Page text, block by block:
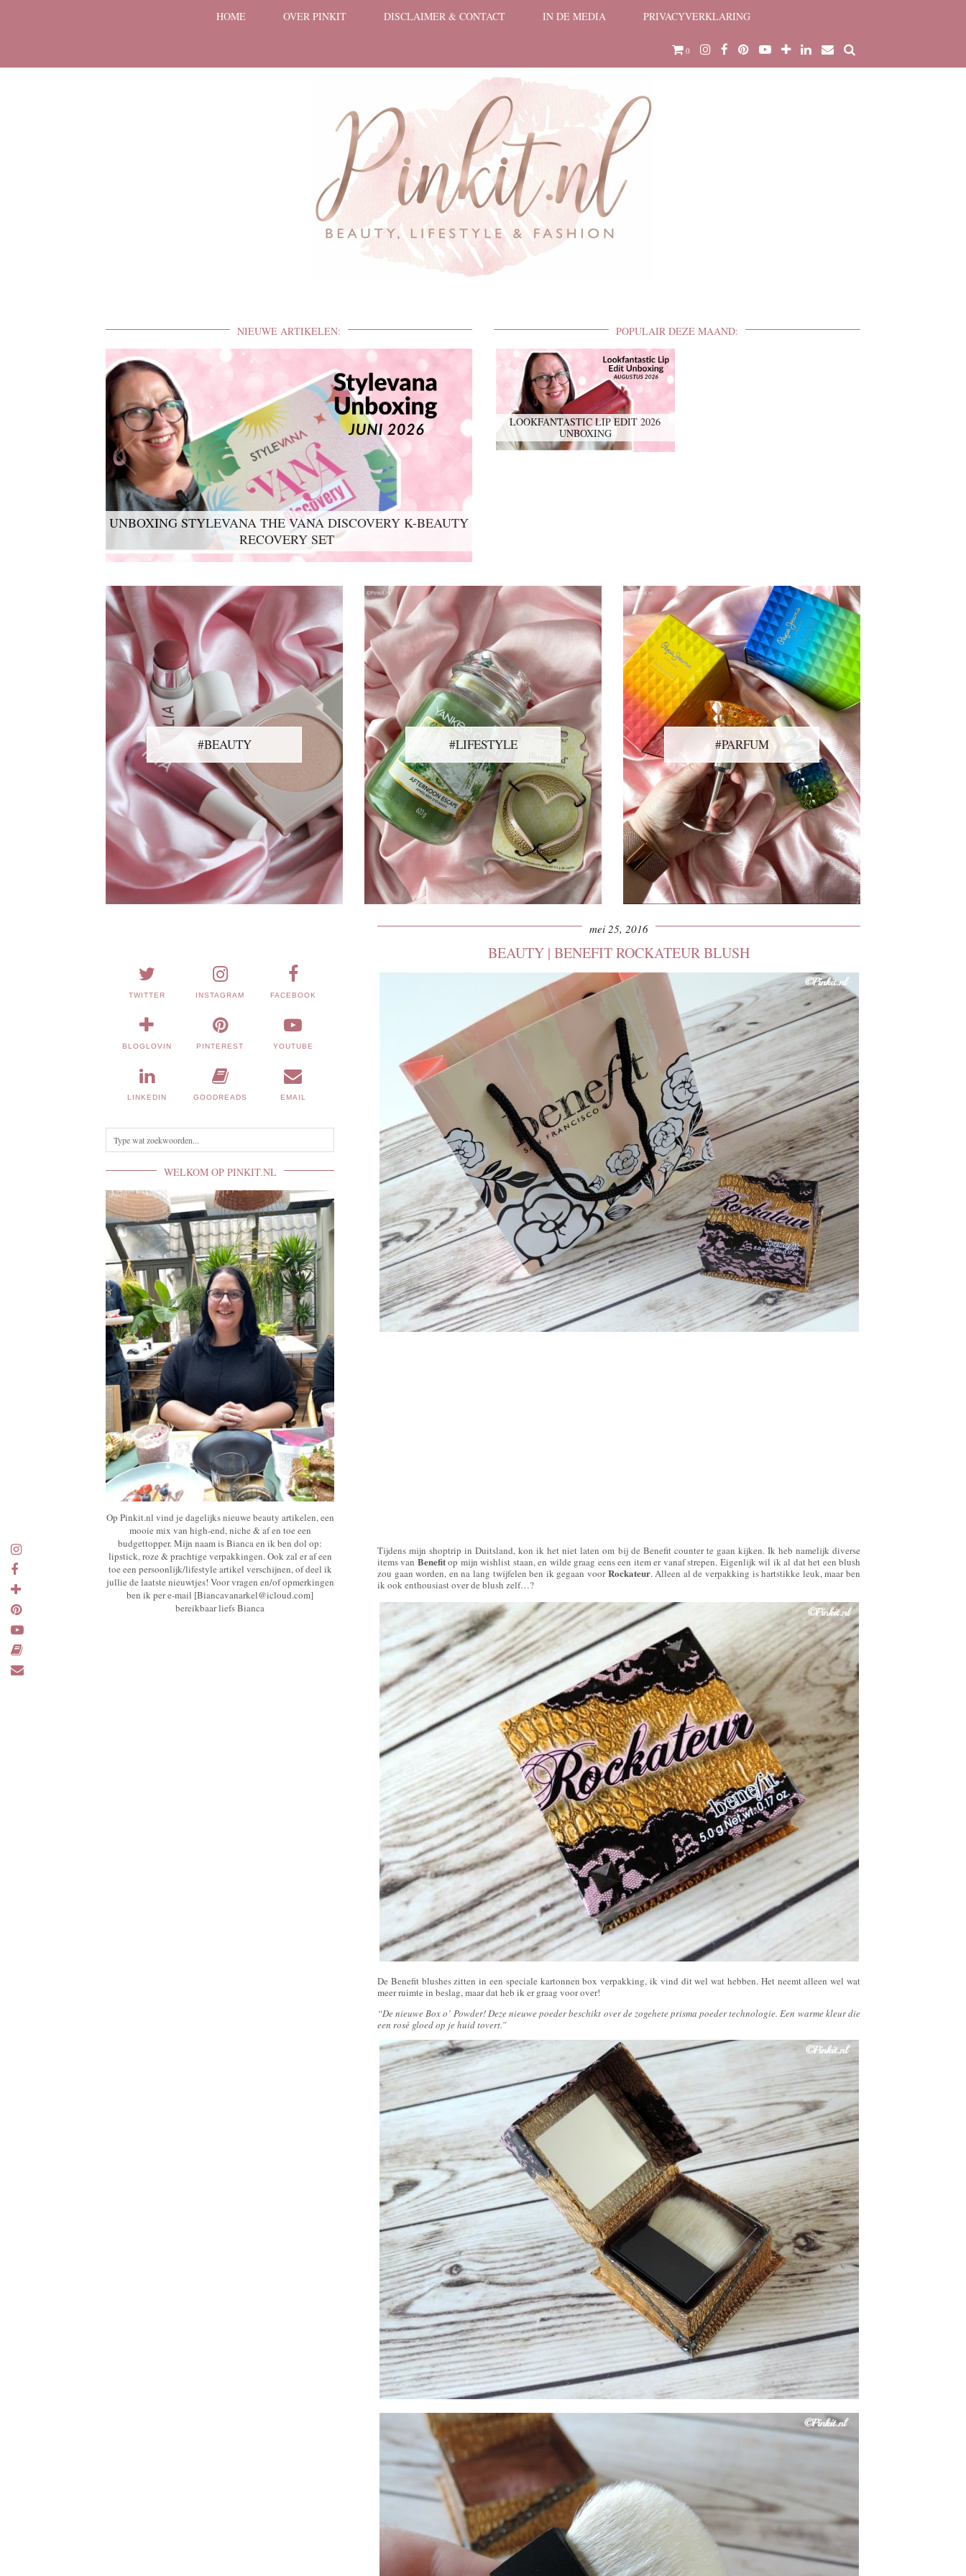
HOME OVER PINKIT DISCLAIMER & CONTACT IN DE MEDIA PRIVACYVERKLARING
0
POPULAIR DEZE MAAND:
LOOKFANTASTIC LIP EDIT 2026
UNBOXING
NIEUWE ARTIKELEN:
UNBOXING STYLEVANA THE VANA DISCOVERY K-BEAUTY
RECOVERY SET
LYKO LOVABLES THE BDAY KIT 2026 UNBOXING
#BEAUTY #LIFESTYLE #PARFUM
mei 25, 2016
BEAUTY | BENEFIT ROCKATEUR BLUSH
Tijdens mijn shoptrip in Duitsland, kon ik het niet laten om bij de Benefit counter te gaan kijken. Ik heb namelijk diverse
items van Benefitop mijn wishlist staan, en wilde graag eens een item er vanaf strepen. Eigenlijk wil ik al dat het een blush
zou gaan worden, en na lang twijfelen ben ik gegaan voorRockateur. Alleen al de verpakking is hartstikke leuk, maar ben
ik ook enthousiast over de blush zelf…?
De Benefit blushes zitten in een speciale kartonnen box verpakking, ik vind dit wel wat hebben. Het neemt alleen wel wat
meer ruimte in beslag, maar dat heb ik er graag voor over!
“De nieuwe Box o’ Powder! Deze nieuwe poeder beschikt over de zogehete prisma poeder technologie. Een warme kleur die
een rosé gloed op je huid tovert.”
TWITTER INSTAGRAM FACEBOOK
BLOGLOVIN PINTEREST YOUTUBE
LINKEDIN GOODREADS EMAIL
WELKOM OP PINKIT.NL
Op Pinkit.nl vind je dagelijks nieuwe beauty artikelen, een
mooie mix van high-end, niche & af en toe een
budgettopper. Mijn naam is Bianca en ik ben dol op:
lipstick, roze & prachtige verpakkingen. Ook zal er af een
toe een persoonlijk/lifestyle artikel verschijnen, of deel ik
jullie de laatste nieuwtjes! Voor vragen en/of opmerkingen
ben ik per e-mail [Biancavanarkel@icloud.com]
bereikbaar liefs Bianca